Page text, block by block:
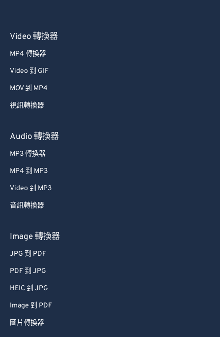
Video 轉換器
MP4 轉換器
Video 到 GIF
MOV 到 MP4
視訊轉換器
Audio 轉換器
MP3 轉換器
MP4 到 MP3
Video 到 MP3
音訊轉換器
Image 轉換器
JPG 到 PDF
PDF 到 JPG
HEIC 到 JPG
Image 到 PDF
圖片轉換器